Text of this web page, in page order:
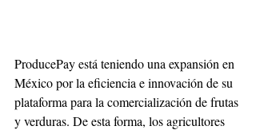
ProducePay está teniendo una expansión en
México por la eficiencia e innovación de su
plataforma para la comercialización de frutas
y verduras. De esta forma, los agricultores